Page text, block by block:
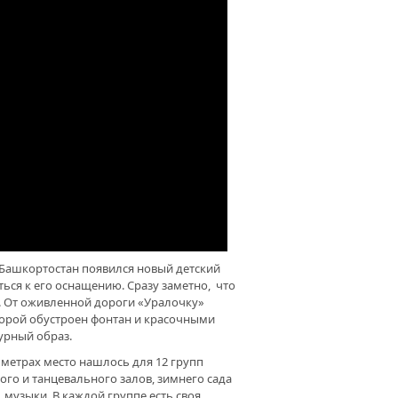
появился новый детский
к его оснащению. Сразу заметно, что
От оживленной дороги «Уралочку»
обустроен фонтан и красочными
образ.
место нашлось для 12 групп
и танцевального залов, зимнего сада